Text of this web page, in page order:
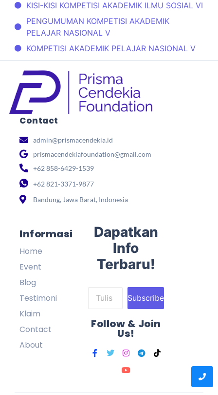
KISI-KISI KOMPETISI AKADEMIK ILMU SOSIAL VI
PENGUMUMAN KOMPETISI AKADEMIK
PELAJAR NASIONAL V
KOMPETISI AKADEMIK PELAJAR NASIONAL V
Contact
admin@prismacendekia.id
prismacendekiafoundation@gmail.com
+62 858-6429-1539
+62 821-3371-9877
Bandung, Jawa Barat, Indonesia
Informasi
Home
Event
Blog
Testimoni
Klaim
Contact
About
Dapatkan
Info
Terbaru!
Subscribe
Follow & Join
Us!